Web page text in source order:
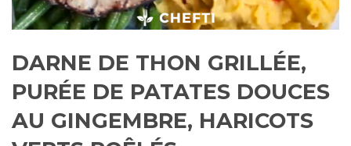
DARNE DE THON GRILLÉE,
PURÉE DE PATATES DOUCES
AU GINGEMBRE, HARICOTS